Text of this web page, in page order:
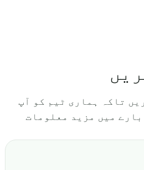
تاکہ ہماری ٹیم کو آپ
میں مزید معلومات